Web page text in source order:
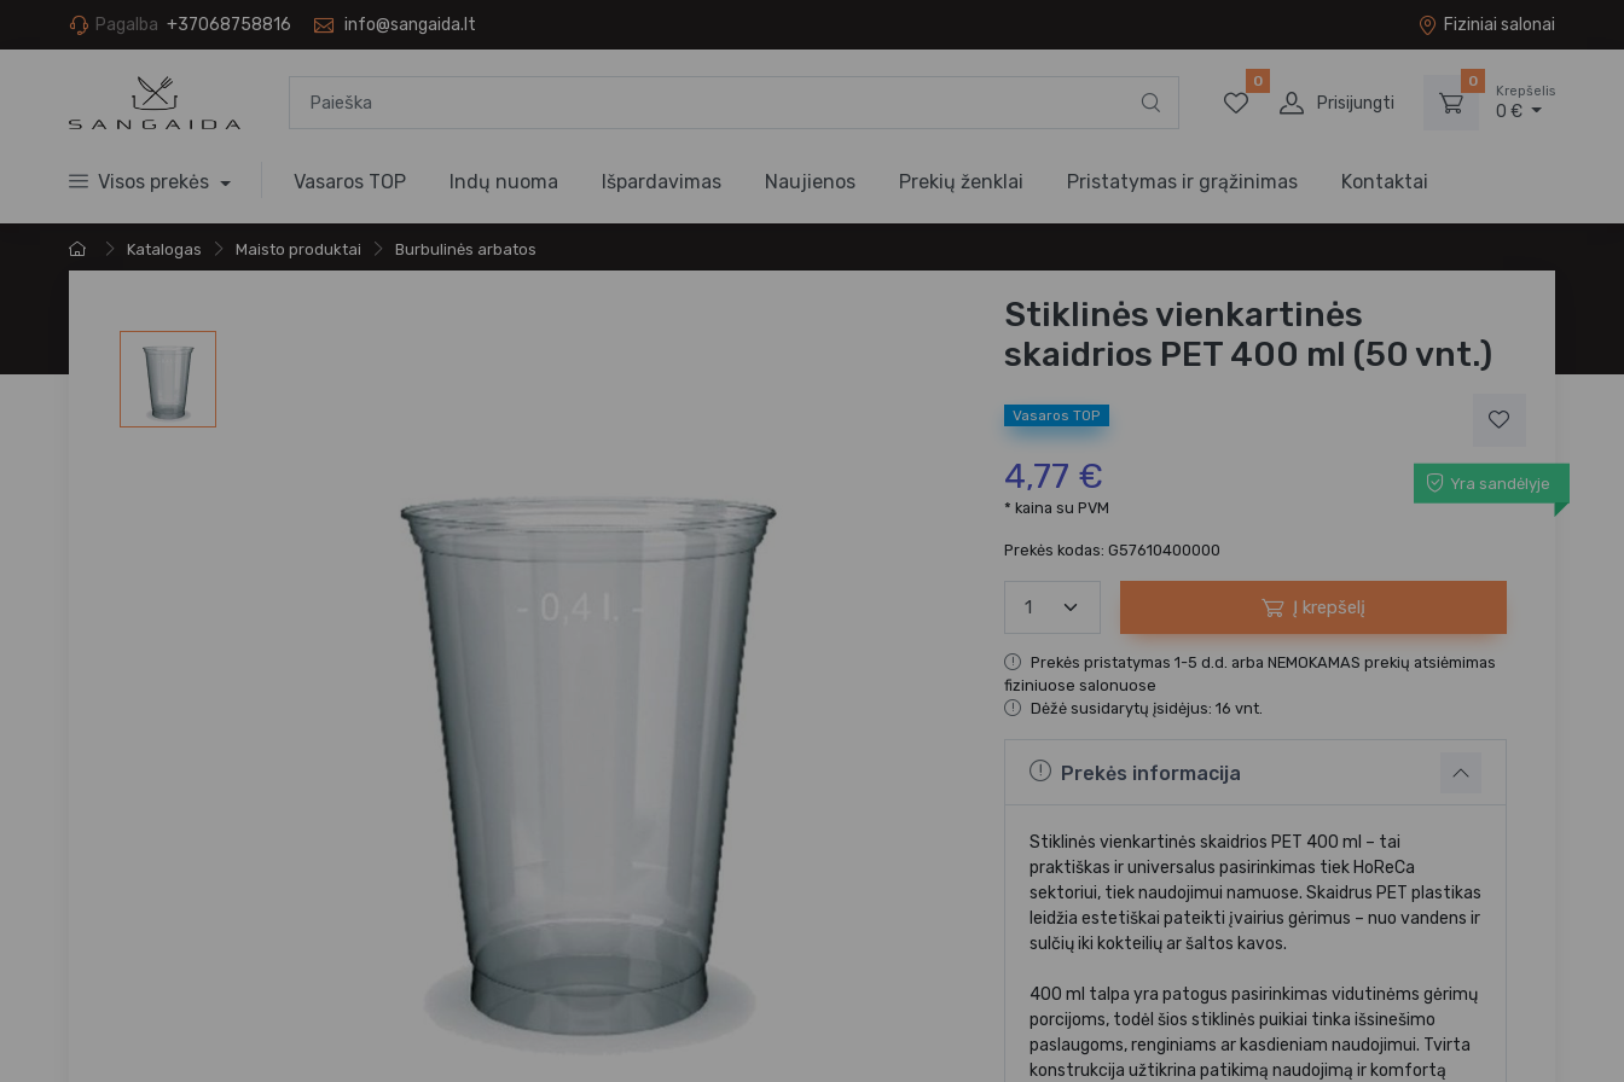
Pagalba +37068758816 info@sangaida.lt Fiziniai salonai
0
Prisijungti
0
Krepšelis
0 €
Visos prekės Vasaros TOP Indų nuoma Išpardavimas Naujienos Prekių ženklai Pristatymas ir grąžinimas Kontaktai
Katalogas Maisto produktai Burbulinės arbatos
Stiklinės vienkartinės
skaidrios PET 400 ml (50 vnt.)
Vasaros TOP
4,77 €
Yra sandėlyje
* kaina su PVM
Prekės kodas: G57610400000
Į krepšelį
Prekės pristatymas 1-5 d.d. arba NEMOKAMAS prekių atsiėmimas
fiziniuose salonuose
Dėžė susidarytų įsidėjus: 16 vnt.
Prekės informacija
Stiklinės vienkartinės skaidrios PET 400 ml – tai
praktiškas ir universalus pasirinkimas tiek HoReCa
sektoriui, tiek naudojimui namuose. Skaidrus PET plastikas
leidžia estetiškai pateikti įvairius gėrimus – nuo vandens ir
sulčių iki kokteilių ar šaltos kavos.
400 ml talpa yra patogus pasirinkimas vidutinėms gėrimų
porcijoms, todėl šios stiklinės puikiai tinka išsinešimo
paslaugoms, renginiams ar kasdieniam naudojimui. Tvirta
konstrukcija užtikrina patikimą naudojimą ir komfortą